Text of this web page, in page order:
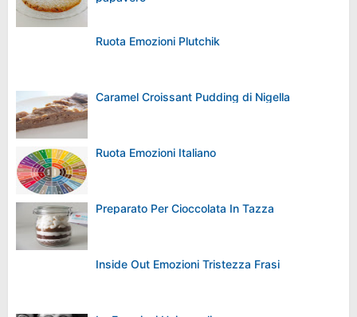
Ruota Emozioni Plutchik
Caramel Croissant Pudding di Nigella
Ruota Emozioni Italiano
Preparato Per Cioccolata In Tazza
Inside Out Emozioni Tristezza Frasi